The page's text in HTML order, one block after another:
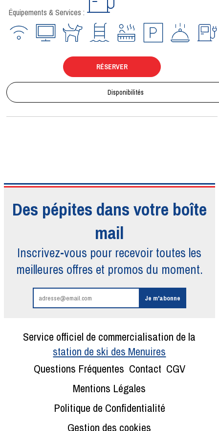
Équipements & Services :
RÉSERVER
Disponibilités
Des pépites dans votre boîte
mail
Inscrivez-vous pour recevoir toutes les
meilleures offres et promos du moment.
Service officiel de commercialisation de la
station de ski des Menuires
Questions Fréquentes Contact CGV
Mentions Légales
Politique de Confidentialité
Gestion des cookies